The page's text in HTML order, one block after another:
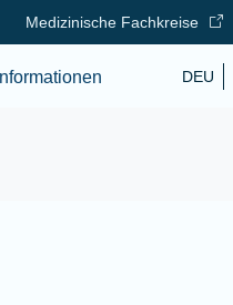
Medizinische Fachkreise
DEU